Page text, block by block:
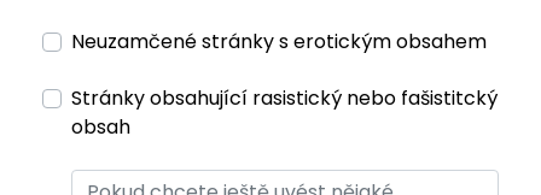
Neuzamčené stránky s erotickým obsahem
Stránky obsahující rasistický nebo fašistitcký
obsah